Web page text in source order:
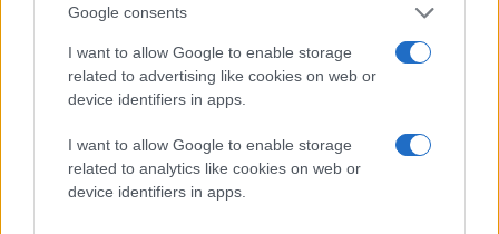
Google consents
I want to allow Google to enable storage
related to advertising like cookies on web or
device identifiers in apps.
I want to allow Google to enable storage
related to analytics like cookies on web or
device identifiers in apps.